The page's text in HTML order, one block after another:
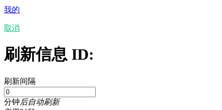
我的
取消
刷新信息 ID:
刷新间隔
分钟后自动刷新